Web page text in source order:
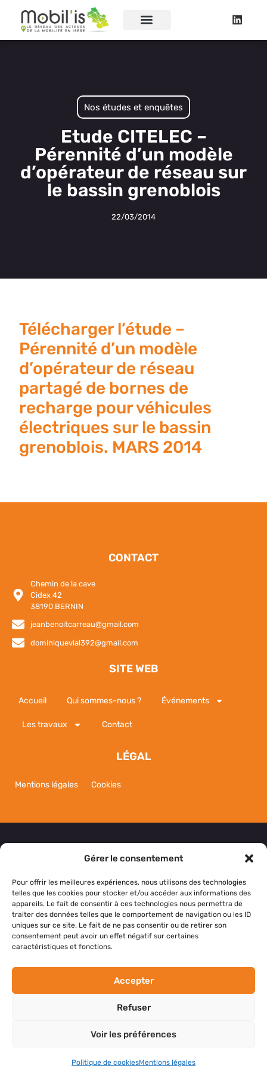
Gérer le consentement
Pour offrir les meilleures expériences, nous utilisons des technologies
telles que les cookies pour stocker et/ou accéder aux informations des
appareils. Le fait de consentir à ces technologies nous permettra de
traiter des données telles que le comportement de navigation ou les ID
uniques sur ce site. Le fait de ne pas consentir ou de retirer son
consentement peut avoir un effet négatif sur certaines
caractéristiques et fonctions.
Accepter
Refuser
Voir les préférences
Politique de cookiesMentions légales
Nos études et enquêtes
Etude CITELEC –
Pérennité d’un modèle
d’opérateur de réseau sur
le bassin grenoblois
22/03/2014
Télécharger l’étude –
Pérennité d’un modèle
d’opérateur de réseau
partagé de bornes de
recharge pour véhicules
électriques sur le bassin
grenoblois. MARS 2014
CONTACT
Chemin de la cave
Cidex 42
38190 BERNIN
jeanbenoitcarreau@gmail.com
dominiquevial392@gmail.com
SITE WEB
Accueil Qui sommes-nous ? Événements
Les travaux Contact
LÉGAL
Mentions légales Cookies
NOUS CONTACTER
Si vous avez des questions, des suggestions ou si
vous souhaitez simplement nous dire bonjour,
n’hésitez pas à nous contacter.
NOS RÉSEAUX SOCIAUX